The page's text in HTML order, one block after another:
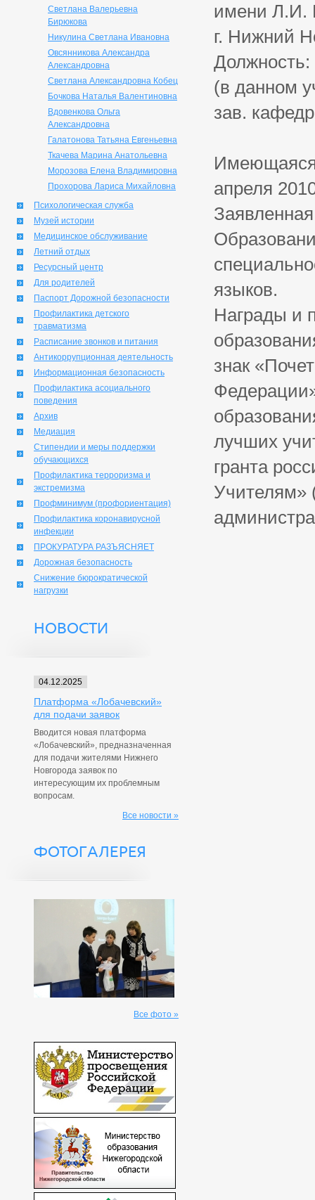
Светлана Валерьевна
Бирюкова
Никулина Светлана Ивановна
Овсянникова Александра
Александровна
Светлана Александровна Кобец
Бочкова Наталья Валентиновна
Вдовенкова Ольга
Александровна
Галатонова Татьяна Евгеньевна
Ткачева Марина Анатольевна
Морозова Елена Владимировна
Прохорова Лариса Михайловна
Психологическая служба
Музей истории
Медицинское обслуживание
Летний отдых
Ресурсный центр
Для родителей
Паспорт Дорожной безопасности
Профилактика детского
травматизма
Расписание звонков и питания
Антикоррупционная деятельность
Информационная безопасность
Профилактика асоциального
поведения
Архив
Медиация
Стипендии и меры поддержки
обучающихся
Профилактика терроризма и
экстремизма
Профминимум (профориентация)
Профилактика коронавирусной
инфекции
ПРОКУРАТУРА РАЗЪЯСНЯЕТ
Дорожная безопасность
Снижение бюрократической
нагрузки
НОВОСТИ
04.12.2025
Платформа «Лобачевский»
для подачи заявок
Вводится новая платформа
«Лобачевский», предназначенная
для подачи жителями Нижнего
Новгорода заявок по
интересующим их проблемным
вопросам.
Все новости »
ФОТОГАЛЕРЕЯ
Все фото »
имени Л.И.
г. Нижний
Должность:
(в данном
зав.
Имеющаяся
апреля
языков.
Награды и
знак
лучших
гранта
Учителям»